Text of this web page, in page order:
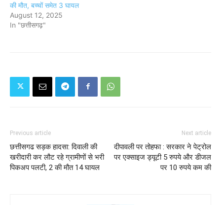
की मौत, बच्चों समेत 3 घायल
August 12, 2025
In "छत्तीसगढ़"
Previous article
छत्तीसगढ सड़क हादसा: दिवाली की
खरीदारी कर लौट रहे ग्रामीणों से भरी
पिकअप पलटी, 2 की मौत 14 घायल
Next article
दीपावली पर तोहफा : सरकार ने पेट्रोल
पर एक्साइज ड्यूटी 5 रुपये और डीजल
पर 10 रुपये कम की